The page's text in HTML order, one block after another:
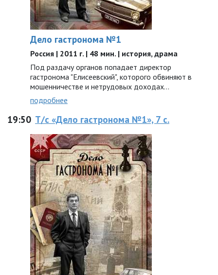
Дело гастронома №1
Россия | 2011 г. | 48 мин. | история, драма
Под раздачу органов попадает директор
гастронома "Елисеевский", которого обвиняют в
мошенничестве и нетрудовых доходах...
подробнее
19:50 Т/с «Дело гастронома №1», 7 с.